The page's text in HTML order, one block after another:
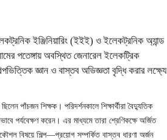
ইঞ্জিনিয়ারিং (ইইই) ও ইলেকট্রনিক অ্যান্ড
পতেঙ্গায় অবস্থিত জেনারেল ইলেকট্রিক
জ্ঞান ও বাস্তব অভিজ্ঞতা বৃদ্ধি করার লক্ষ্যে
পাঁচজন শিক্ষক। পরিদর্শনকালে শিক্ষার্থীরা বৈদ্যুতিক
পর্যবেক্ষণ করেন। এর মাধ্যমে তারা শ্রেণিকক্ষে অর্জিত
বিষয়ে শিল্প—প্রয়োগ সম্পর্কিত বাস্তব ধারণা অর্জন